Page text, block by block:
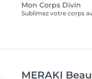
Mon Corps Divin
MERAKI